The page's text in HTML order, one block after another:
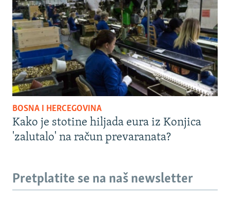
BOSNA I HERCEGOVINA
Kako je stotine hiljada eura iz Konjica
'zalutalo' na račun prevaranata?
Pretplatite se na naš newsletter